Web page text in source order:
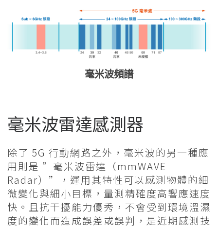
毫米波頻譜
毫米波雷達感測器
除了 5G 行動網路之外，毫米波的另一種應
用則是 ”毫米波雷達（mmWAVE
Radar）”，運用其特性可以感測物體的細
微變化與細小目標，量測精確度高響應速度
快。且抗干擾能力優秀，不會受到環境溫濕
度的變化而造成誤差或誤判，是近期感測技